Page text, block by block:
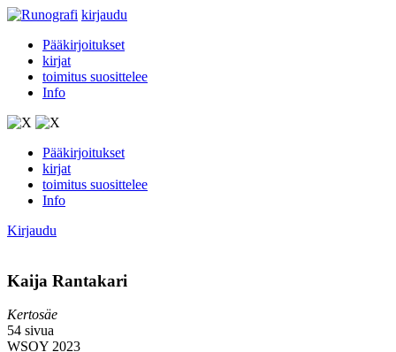
kirjaudu
Pääkirjoitukset
kirjat
toimitus suosittelee
Info
Pääkirjoitukset
kirjat
toimitus suosittelee
Info
Kirjaudu
Kaija Rantakari
Kertosäe
54 sivua
WSOY 2023